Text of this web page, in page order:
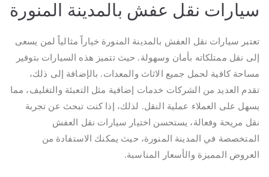
سيارات نقل عفش بالمدينة المنورة
تعتبر سيارات نقل العفش بالمدينة المنورة خياراً مثالياً لمن يسعى
إلى نقل ممتلكاته بأمان وسهولة. حيث تتميز هذه السيارات بتوفير
مساحة كافية لحمل جميع الاثاث والمعدات. بالإضافة إلى ذلك،
تقدم العديد من الشركات خدمات إضافية مثل التعبئة والتغليف، مما
يسهل على العملاء عملية النقل. لذلك، إذا كنت تبحث عن تجربة
نقل مريحة وفعالة، يستحسن اختيار سيارات نقل العفش
المتخصصة في المدينة المنورة، حيث يمكنك الاستفادة من
العروض المميزة والأسعار المناسبة.